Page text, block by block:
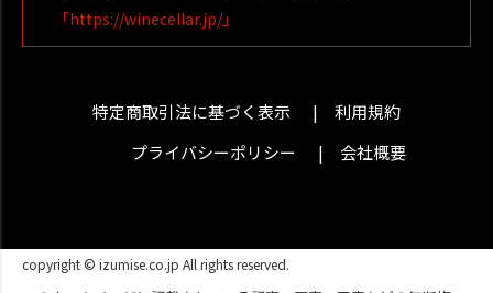
「https://winecellar.jp/」
特定商取引法に基づく表示
利用規約
プライバシーポリシー
会社概要
copyright © izumise.co.jp All rights reserved.